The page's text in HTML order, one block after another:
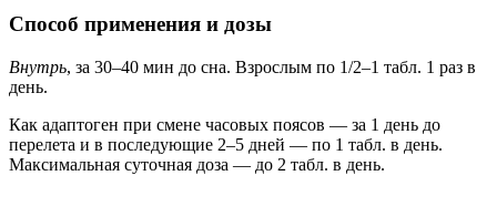
Способ применения и дозы
Внутрь, за 30–40 мин до сна. Взрослым по 1/2–1 табл. 1 раз в
день.
Как адаптоген при смене часовых поясов — за 1 день до
перелета и в последующие 2–5 дней — по 1 табл. в день.
Максимальная суточная доза — до 2 табл. в день.